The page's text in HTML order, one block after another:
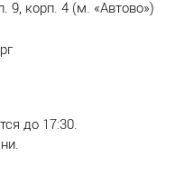
9, корп. 4 (м. «Автово»)
до 17:30.